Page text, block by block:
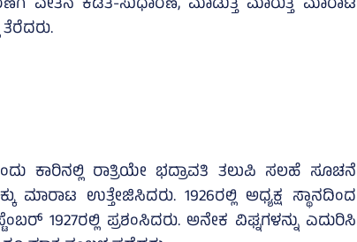
ವೇತನ ಕಡಿತ-ಸುಧಾರಣೆ, ಮಾಡುತ್ತ ಮಾರುತ್ತ ಮಾರಾಟ
ಕಾರಿನಲ್ಲಿ ರಾತ್ರಿಯೇ ಭದ್ರಾವತಿ ತಲುಪಿ ಸಲಹೆ ಸೂಚನೆ
ಮಾರಾಟ ಉತ್ತೇಜಿಸಿದರು. 1926ರಲ್ಲಿ ಅಧ್ಯಕ್ಷ ಸ್ಥಾನದಿಂದ
1927ರಲ್ಲಿ ಪ್ರಶಂಸಿದರು. ಅನೇಕ ವಿಘ್ನಗಳನ್ನು ಎದುರಿಸಿ